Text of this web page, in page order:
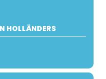
HOLLÄNDERS